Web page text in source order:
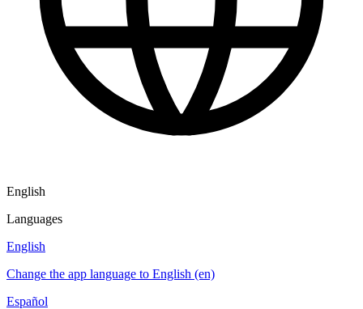
English
Languages
English
Change the app language to English (en)
Español